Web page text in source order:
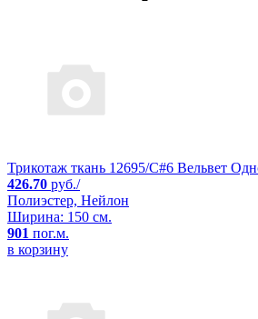
Трикотаж ткань 12695/C#6 Вельвет
426.70 руб./
Полиэстер, Нейлон
Ширина: 150 см.
901 пог.м.
в корзину